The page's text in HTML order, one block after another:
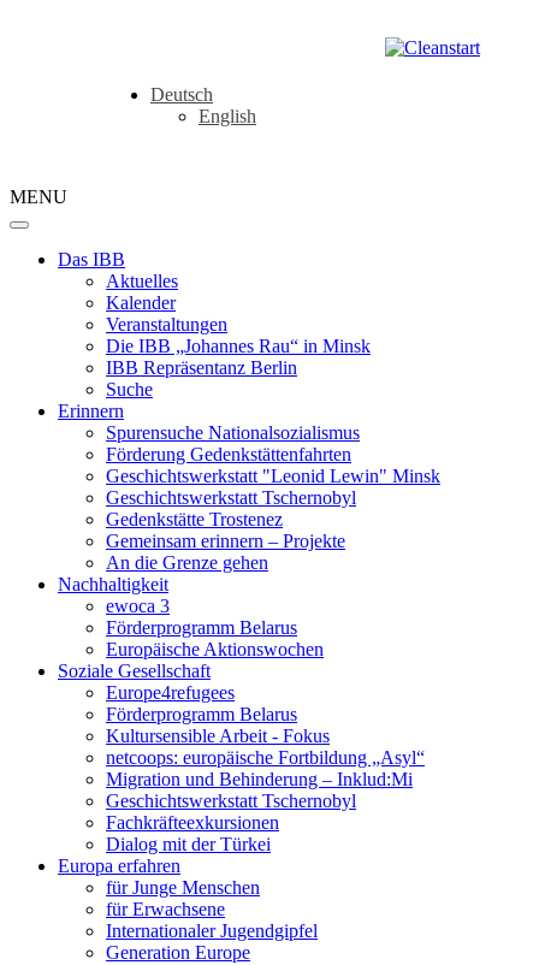
Deutsch
English
MENU
Das IBB
Aktuelles
Kalender
Veranstaltungen
Die IBB „Johannes Rau“ in Minsk
IBB Repräsentanz Berlin
Suche
Erinnern
Spurensuche Nationalsozialismus
Förderung Gedenkstättenfahrten
Geschichtswerkstatt "Leonid Lewin" Minsk
Geschichtswerkstatt Tschernobyl
Gedenkstätte Trostenez
Gemeinsam erinnern – Projekte
An die Grenze gehen
Nachhaltigkeit
ewoca 3
Förderprogramm Belarus
Europäische Aktionswochen
Soziale Gesellschaft
Europe4refugees
Förderprogramm Belarus
Kultursensible Arbeit - Fokus
netcoops: europäische Fortbildung „Asyl“
Migration und Behinderung – Inklud:Mi
Geschichtswerkstatt Tschernobyl
Fachkräfteexkursionen
Dialog mit der Türkei
Europa erfahren
für Junge Menschen
für Erwachsene
Internationaler Jugendgipfel
Generation Europe